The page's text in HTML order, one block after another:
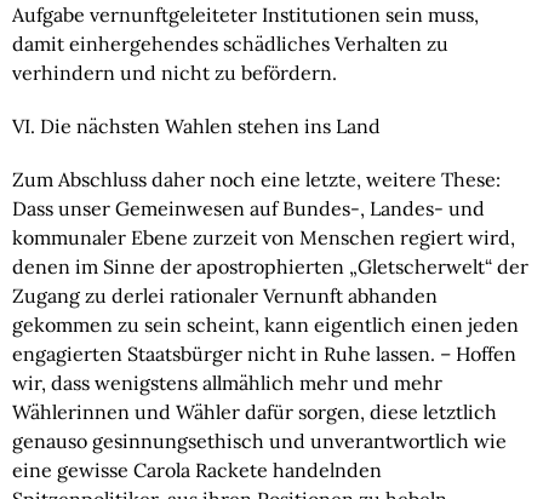
Aufgabe vernunftgeleiteter Institutionen sein muss,
damit einhergehendes schädliches Verhalten zu
verhindern und nicht zu befördern.
VI. Die nächsten Wahlen stehen ins Land
Zum Abschluss daher noch eine letzte, weitere These:
Dass unser Gemeinwesen auf Bundes-, Landes- und
kommunaler Ebene zurzeit von Menschen regiert wird,
denen im Sinne der apostrophierten „Gletscherwelt“ der
Zugang zu derlei rationaler Vernunft abhanden
gekommen zu sein scheint, kann eigentlich einen jeden
engagierten Staatsbürger nicht in Ruhe lassen. – Hoffen
wir, dass wenigstens allmählich mehr und mehr
Wählerinnen und Wähler dafür sorgen, diese letztlich
genauso gesinnungsethisch und unverantwortlich wie
eine gewisse Carola Rackete handelnden